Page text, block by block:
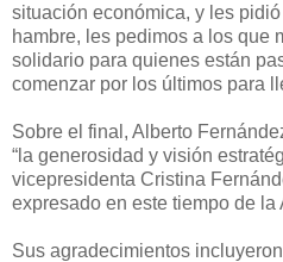
situación económica, y les pidió
hambre, les pedimos a los que
solidario para quienes están
comenzar por los últimos para
Sobre el final, Alberto
“la generosidad y visión
vicepresidenta Cristina
expresado en este tiempo de la
Sus agradecimientos